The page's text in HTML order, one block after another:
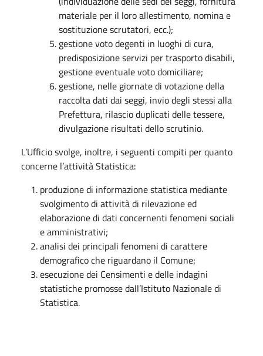
materiale per il loro allestimento, nomina e
sostituzione scrutatori, ecc.);
gestione voto degenti in luoghi di cura,
predisposizione servizi per trasporto disabili,
gestione eventuale voto domiciliare;
gestione, nelle giornate di votazione della
raccolta dati dai seggi, invio degli stessi alla
Prefettura, rilascio duplicati delle tessere,
divulgazione risultati dello scrutinio.
L’Ufficio svolge, inoltre, i seguenti compiti per quanto
concerne l’attività Statistica:
produzione di informazione statistica mediante
svolgimento di attività di rilevazione ed
elaborazione di dati concernenti fenomeni sociali
e amministrativi;
analisi dei principali fenomeni di carattere
demografico che riguardano il Comune;
esecuzione dei Censimenti e delle indagini
statistiche promosse dall’Istituto Nazionale di
Statistica.